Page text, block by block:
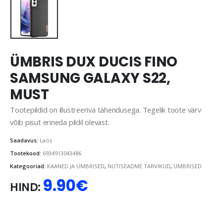
ÜMBRIS DUX DUCIS FINO
SAMSUNG GALAXY S22,
MUST
Tootepildid on illustreeriva tähendusega. Tegelik toote värv
võib pisut erineda pildil olevast.
Saadavus: Laos
Tootekood: 6934913043486
Kategooriad: KAANED JA ÜMBRISED, NUTISEADME TARVIKUD, ÜMBRISED
HIND: 9.90€